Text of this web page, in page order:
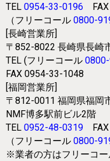
TEL 0954-33-0196
（フリーコール 0800-
[長崎営業所]
〒852-8022 長崎県長崎
TEL (フリーコール
FAX 0954-33-1048
[福岡営業所]
〒812-0011 福岡県福岡
NMF博多駅前ビル2階
TEL 0952-48-0319
（フリーコール 0800-
※業者の方はフリーコー